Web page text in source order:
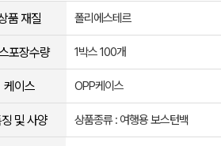
품 재질 폴리에스테르
포장수량 1박스 100개
케이스 OPP케이스
및 사양 상품종류 : 여행용 보스턴백